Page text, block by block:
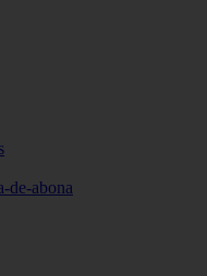
de-abona